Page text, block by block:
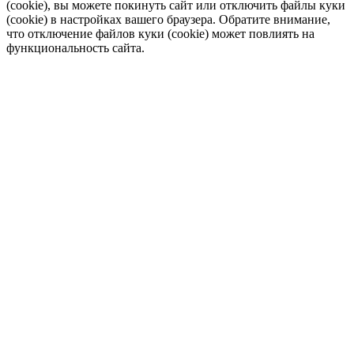
(cookie), вы можете покинуть сайт или отключить файлы куки
(cookie) в настройках вашего браузера. Обратите внимание,
что отключение файлов куки (cookie) может повлиять на
функциональность сайта.